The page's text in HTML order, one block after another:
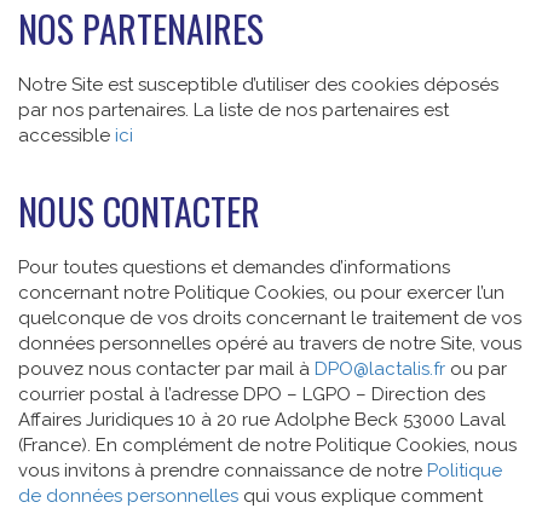
NOS PARTENAIRES
Notre Site est susceptible d’utiliser des cookies déposés
par nos partenaires. La liste de nos partenaires est
accessible ici
NOUS CONTACTER
Pour toutes questions et demandes d’informations
concernant notre Politique Cookies, ou pour exercer l’un
quelconque de vos droits concernant le traitement de vos
données personnelles opéré au travers de notre Site, vous
pouvez nous contacter par mail à DPO@lactalis.fr ou par
courrier postal à l’adresse DPO – LGPO – Direction des
Affaires Juridiques 10 à 20 rue Adolphe Beck 53000 Laval
(France). En complément de notre Politique Cookies, nous
vous invitons à prendre connaissance de notre Politique
de données personnelles qui vous explique comment